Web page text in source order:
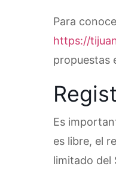
Para
https://
propuestas
Es
es libre, el
limitado del